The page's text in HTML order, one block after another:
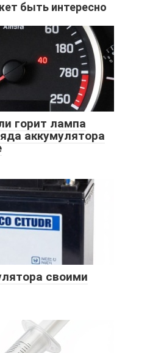
быть интересно
горит лампа
аккумулятора
своими